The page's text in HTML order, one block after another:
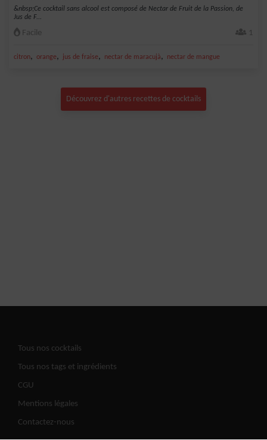
&nbsp;Ce cocktail sans alcool est composé de Nectar de Fruit de la Passion, de
Jus de F...
Facile 1
citron, orange, jus de fraise, nectar de maracujà, nectar de mangue
Découvrez d'autres recettes de cocktails
Tous nos cocktails
Tous nos tags et ingrédients
CGU
Mentions légales
Contactez-nous